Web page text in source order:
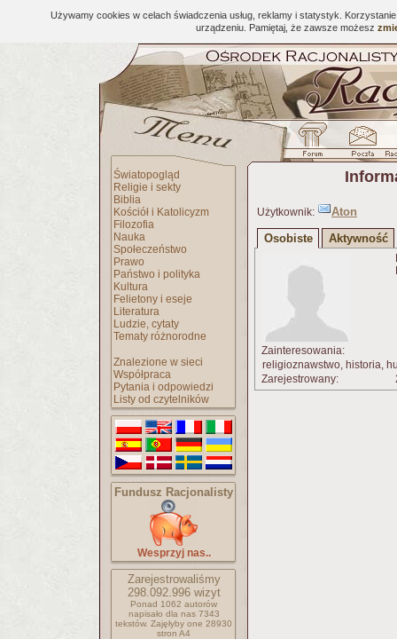
Używamy cookies w celach świadczenia usług, reklamy i statystyk.
urządzeniu. Pamiętaj, że zawsze możesz
Światopogląd
Religie i sekty
Biblia
Kościół i Katolicyzm
Filozofia
Nauka
Społeczeństwo
Prawo
Państwo i polityka
Kultura
Felietony i eseje
Literatura
Ludzie, cytaty
Tematy różnorodne
Znalezione w sieci
Współpraca
Pytania i odpowiedzi
Listy od czytelników
Fundusz Racjonalisty
Wesprzyj nas..
Zarejestrowaliśmy
298.092.996wizyt
Ponad 1062 autorów
napisało dla nas 7343
tekstów. Zajęłyby one 28930
stron A4
Użytkownik:
Aton
Osobiste
Aktywność
Zainteresowania:
religioznawstwo, historia,
Zarejestrowany: